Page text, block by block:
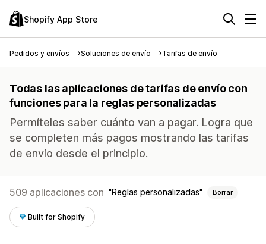
Shopify App Store
Pedidos y envíos Soluciones de envío Tarifas de envío
Todas las aplicaciones de tarifas de envío con
funciones para la reglas personalizadas
Permíteles saber cuánto van a pagar. Logra que
se completen más pagos mostrando las tarifas
de envío desde el principio.
509 aplicaciones con Reglas personalizadas Borrar
Built for Shopify